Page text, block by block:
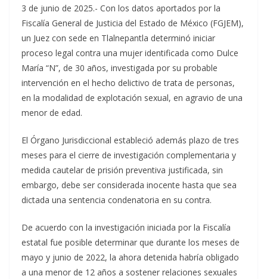
3 de junio de 2025.- Con los datos aportados por la
Fiscalía General de Justicia del Estado de México (FGJEM),
un Juez con sede en Tlalnepantla determinó iniciar
proceso legal contra una mujer identificada como Dulce
María “N”, de 30 años, investigada por su probable
intervención en el hecho delictivo de trata de personas,
en la modalidad de explotación sexual, en agravio de una
menor de edad.
El Órgano Jurisdiccional estableció además plazo de tres
meses para el cierre de investigación complementaria y
medida cautelar de prisión preventiva justificada, sin
embargo, debe ser considerada inocente hasta que sea
dictada una sentencia condenatoria en su contra.
De acuerdo con la investigación iniciada por la Fiscalía
estatal fue posible determinar que durante los meses de
mayo y junio de 2022, la ahora detenida habría obligado
a una menor de 12 años a sostener relaciones sexuales